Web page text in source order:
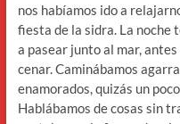
nos habíamos ido a
fiesta de la sidra. La
a pasear junto al mar,
cenar. Caminábamos
enamorados, quizás un
Hablábamos de cosas sin